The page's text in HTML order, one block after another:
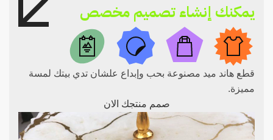
يمكنك إنشاء تصميم مخصص
قطع هاند ميد مصنوعة بحب وإبداع علشان تدي بيتك لمسة
مميزة.
صمم منتجك الان